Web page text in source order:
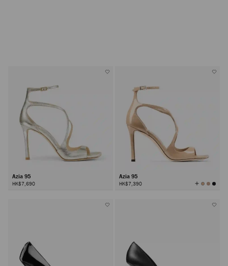
Azia 95
HK$7,690
Azia 95
HK$7,390 查
看